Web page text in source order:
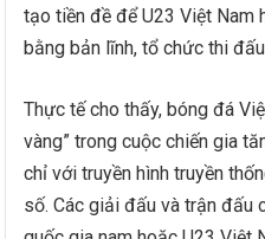
tạo tiền đề để U23 Việt Nam
bằng bản lĩnh, tổ chức thi
Thực tế cho thấy, bóng đá
vàng” trong cuộc chiến gia
chỉ với truyền hình truyền
số. Các giải đấu và trận đấu